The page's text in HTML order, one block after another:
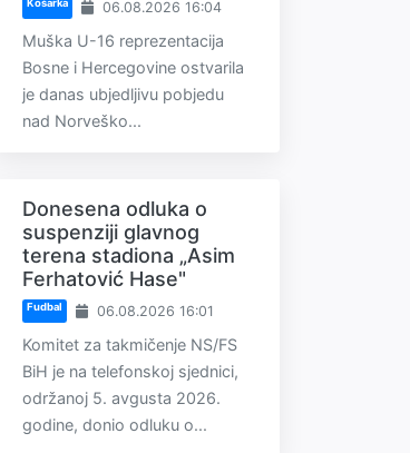
Košarka 06.08.2026 16:04
Muška U-16 reprezentacija
Bosne i Hercegovine ostvarila
je danas ubjedljivu pobjedu
nad Norveško...
Donesena odluka o
suspenziji glavnog
terena stadiona „Asim
Ferhatović Hase"
Fudbal 06.08.2026 16:01
Komitet za takmičenje NS/FS
BiH je na telefonskoj sjednici,
održanoj 5. avgusta 2026.
godine, donio odluku o...